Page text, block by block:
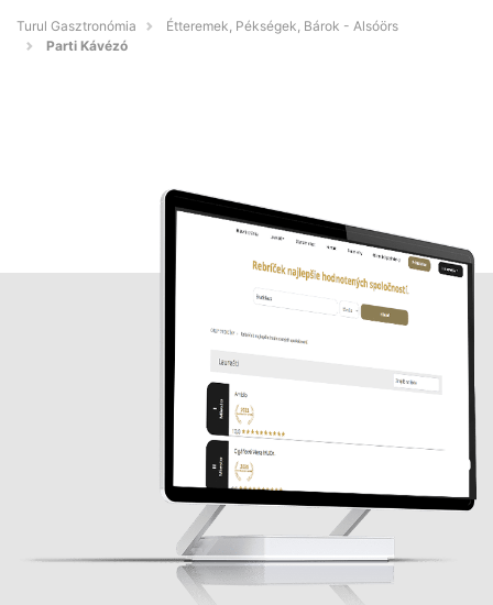
Turul Gasztronómia
Étteremek, Pékségek, Bárok - Alsóörs
Parti Kávézó